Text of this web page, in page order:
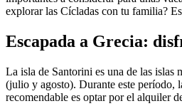
explorar las Cícladas con tu familia?
Escapada a Grecia:
La isla de Santorini es una de las islas
(julio y agosto). Durante este período,
recomendable es optar por el alquiler